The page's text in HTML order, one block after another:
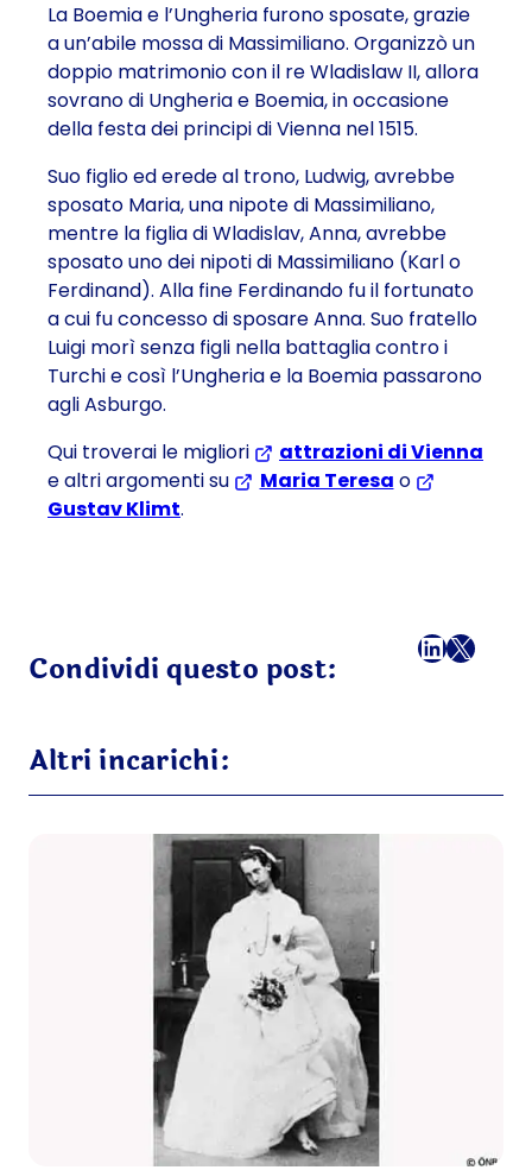
La Boemia e l’Ungheria furono sposate, grazie
a un’abile mossa di Massimiliano. Organizzò un
doppio matrimonio con il re Wladislaw II, allora
sovrano di Ungheria e Boemia, in occasione
della festa dei principi di Vienna nel 1515.
Suo figlio ed erede al trono, Ludwig, avrebbe
sposato Maria, una nipote di Massimiliano,
mentre la figlia di Wladislav, Anna, avrebbe
sposato uno dei nipoti di Massimiliano (Karl o
Ferdinand). Alla fine Ferdinando fu il fortunato
a cui fu concesso di sposare Anna. Suo fratello
Luigi morì senza figli nella battaglia contro i
Turchi e così l’Ungheria e la Boemia passarono
agli Asburgo.
Qui troverai le migliori
attrazioni di Vienna
e altri argomenti su
Maria Teresa o
Gustav Klimt.
Condividi questo post:
Facebook
LinkedIn
X
Altri incarichi: